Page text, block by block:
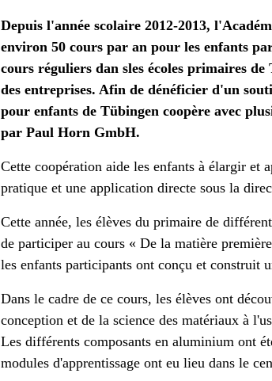
Depuis l'année scolaire 2012-2013,
environ 50 cours par an pour les enfants
cours réguliers dan sles écoles primaires
des entreprises. Afin de dénéficier d'un
pour enfants de Tübingen coopère avec
par Paul Horn GmbH.
Cette coopération aide les enfants à élargir et
pratique et une application directe sous la
Cette année, les élèves du primaire de
de participer au cours « De la matière
les enfants participants ont conçu et construit
Dans le cadre de ce cours, les élèves ont
conception et de la science des matériaux à
Les différents composants en aluminium ont
modules d'apprentissage ont eu lieu dans le